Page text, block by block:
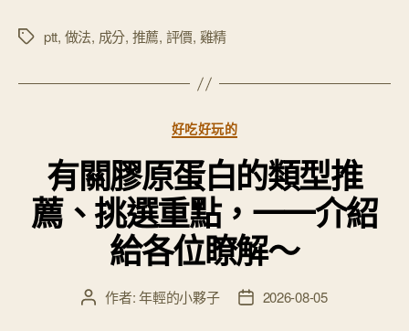
標
ptt, 做法, 成分, 推薦, 評價, 雞精
分
類
好吃好玩的
有關膠原蛋白的類型推
薦、挑選重點，一一介紹
給各位瞭解～
文 作者:年輕的小夥子
文 2026-08-05